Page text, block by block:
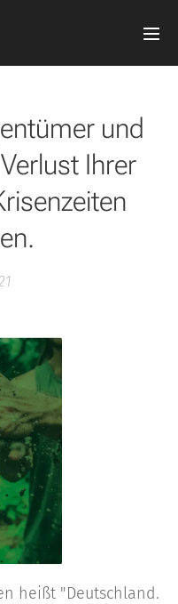
und
Ihrer
heißt "Deutschland.